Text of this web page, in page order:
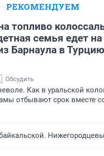
РЕКОМЕНДУЕМ
топливо
семья едет на
Барнаула в
Обсудить
Как в уральской
отбывают срок вместе
Нижегородцевы